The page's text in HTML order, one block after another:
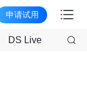
申请试用
DS Live